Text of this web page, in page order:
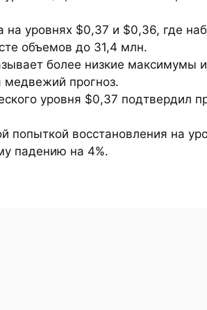
уровнях $0,37 и $0,36, где
объемов до 31,4 млн.
более низкие максимумы и
прогноз.
уровня $0,37 подтвердил
попыткой восстановления на
падению на 4%.